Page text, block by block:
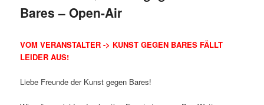
Bares – Open-Air
VOM VERANSTALTER -> KUNST GEGEN BARES FÄLLT
LEIDER AUS!
Liebe Freunde der Kunst gegen Bares!